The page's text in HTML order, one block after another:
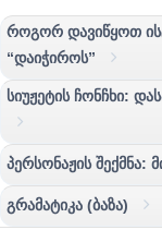
როგორ დავიწყოთ
“დაიჭიროს”
სიუჟეტის ჩონჩხი:
პერსონაჟის შექმნა:
გრამატიკა (ბაზა)